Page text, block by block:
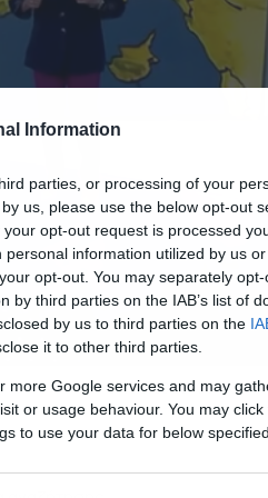
Information
parties, or processing of your
us, please use the below opt-out
opt-out request is processed
information utilized by us
opt-out. You may separately
third parties on the IAB’s list of
by us to third parties on the
it to other third parties.
more Google services and may
or usage behaviour. You may
to use your data for below
24.06.2026-08:50